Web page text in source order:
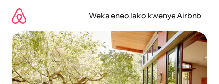
kwenda
kwenye
maudhui
Weka eneo lako kwenye Airbnb